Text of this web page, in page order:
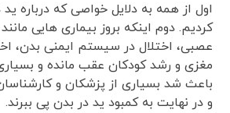
اول از همه به دلایل خواصی که درباره ید
کردیم. دوم اینکه بروز بیماری هایی مانند
عصبی، اختلال در سیستم ایمنی بدن،
مغزی و رشد کودکان عقب مانده و
باعث شد بسیاری از پزشکان و
و در نهایت به کمبود ید در بدن پی ببرند.